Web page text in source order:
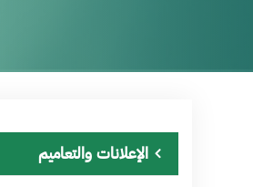
الإعلانات والتعاميم